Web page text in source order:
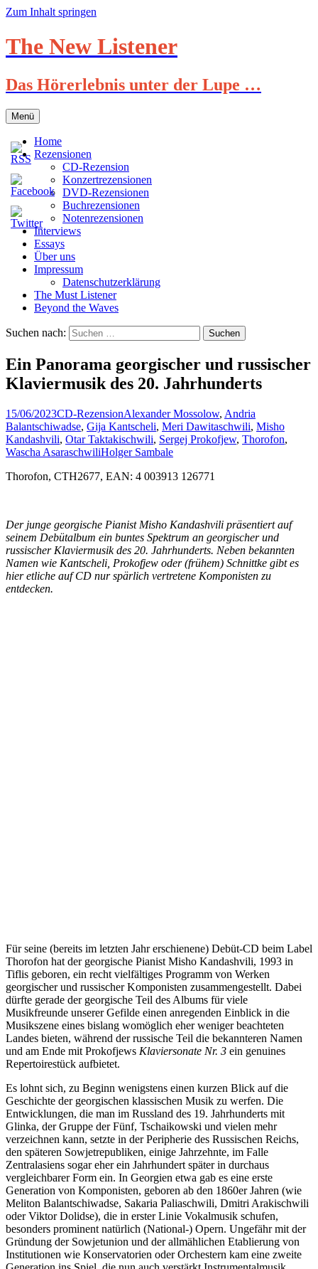
Zum Inhalt springen
The New Listener
Das Hörerlebnis unter der Lupe …
Menü
Home
Rezensionen
CD-Rezension
Konzertrezensionen
DVD-Rezensionen
Buchrezensionen
Notenrezensionen
Interviews
Essays
Über uns
Impressum
Datenschutzerklärung
The Must Listener
Beyond the Waves
Suchen nach:
Ein Panorama georgischer und russischer
Klaviermusik des 20. Jahrhunderts
15/06/2023CD-RezensionAlexander Mossolow, Andria
Balantschiwadse, Gija Kantscheli, Meri Dawitaschwili, Misho
Kandashvili, Otar Taktakischwili, Sergej Prokofjew, Thorofon,
Wascha AsaraschwiliHolger Sambale
Thorofon, CTH2677, EAN: 4 003913 126771
Der junge georgische Pianist Misho Kandashvili präsentiert auf
seinem Debütalbum ein buntes Spektrum an georgischer und
russischer Klaviermusik des 20. Jahrhunderts. Neben bekannten
Namen wie Kantscheli, Prokofjew oder (frühem) Schnittke gibt es
hier etliche auf CD nur spärlich vertretene Komponisten zu
entdecken.
Für seine (bereits im letzten Jahr erschienene) Debüt-CD beim Label
Thorofon hat der georgische Pianist Misho Kandashvili, 1993 in
Tiflis geboren, ein recht vielfältiges Programm von Werken
georgischer und russischer Komponisten zusammengestellt. Dabei
dürfte gerade der georgische Teil des Albums für viele
Musikfreunde unserer Gefilde einen anregenden Einblick in die
Musikszene eines bislang womöglich eher weniger beachteten
Landes bieten, während der russische Teil die bekannteren Namen
und am Ende mit Prokofjews Klaviersonate Nr. 3 ein genuines
Repertoirestück aufbietet.
Es lohnt sich, zu Beginn wenigstens einen kurzen Blick auf die
Geschichte der georgischen klassischen Musik zu werfen. Die
Entwicklungen, die man im Russland des 19. Jahrhunderts mit
Glinka, der Gruppe der Fünf, Tschaikowski und vielen mehr
verzeichnen kann, setzte in der Peripherie des Russischen Reichs,
den späteren Sowjetrepubliken, einige Jahrzehnte, im Falle
Zentralasiens sogar eher ein Jahrhundert später in durchaus
vergleichbarer Form ein. In Georgien etwa gab es eine erste
Generation von Komponisten, geboren ab den 1860er Jahren (wie
Meliton Balantschiwadse, Sakaria Paliaschwili, Dmitri Arakischwili
oder Viktor Dolidse), die in erster Linie Vokalmusik schufen,
besonders prominent natürlich (National-) Opern. Ungefähr mit der
Gründung der Sowjetunion und der allmählichen Etablierung von
Institutionen wie Konservatorien oder Orchestern kam eine zweite